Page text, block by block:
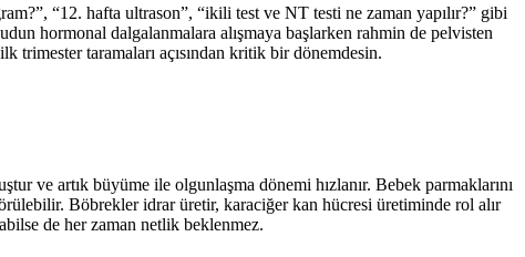
“12. hafta ultrason”, “ikili test ve NT testi ne zaman yapılır?” gibi
hormonal dalgalanmalara alışmaya başlarken rahmin de pelvisten
taramaları açısından kritik bir dönemdesin.
ve artık büyüme ile olgunlaşma dönemi hızlanır. Bebek parmaklarını
Böbrekler idrar üretir, karaciğer kan hücresi üretiminde rol alır
de her zaman netlik beklenmez.